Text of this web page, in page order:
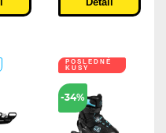
POSLEDNÉ
KUSY
-34%